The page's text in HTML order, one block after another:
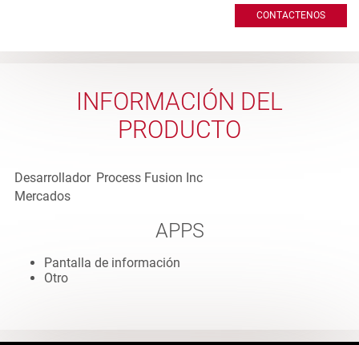
CONTACTENOS
INFORMACIÓN DEL
PRODUCTO
Desarrollador Process Fusion Inc
Mercados
APPS
Pantalla de información
Otro